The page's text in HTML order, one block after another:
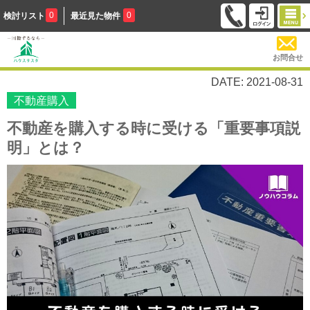
検討リスト 0 最近見た物件 0
お問合せ
DATE: 2021-08-31
不動産購入
不動産を購入する時に受ける「重要事項説
明」とは？